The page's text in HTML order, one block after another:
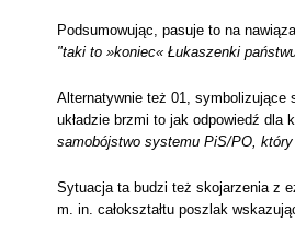
Podsumowując, pasuje to na
"taki to »koniec« Łukaszenki
Alternatywnie też 01, symbolizujące
układzie brzmi to jak odpowiedź
samobójstwo systemu PiS/PO,
Sytuacja ta budzi też skojarzenia z
m. in. całokształtu poszlak